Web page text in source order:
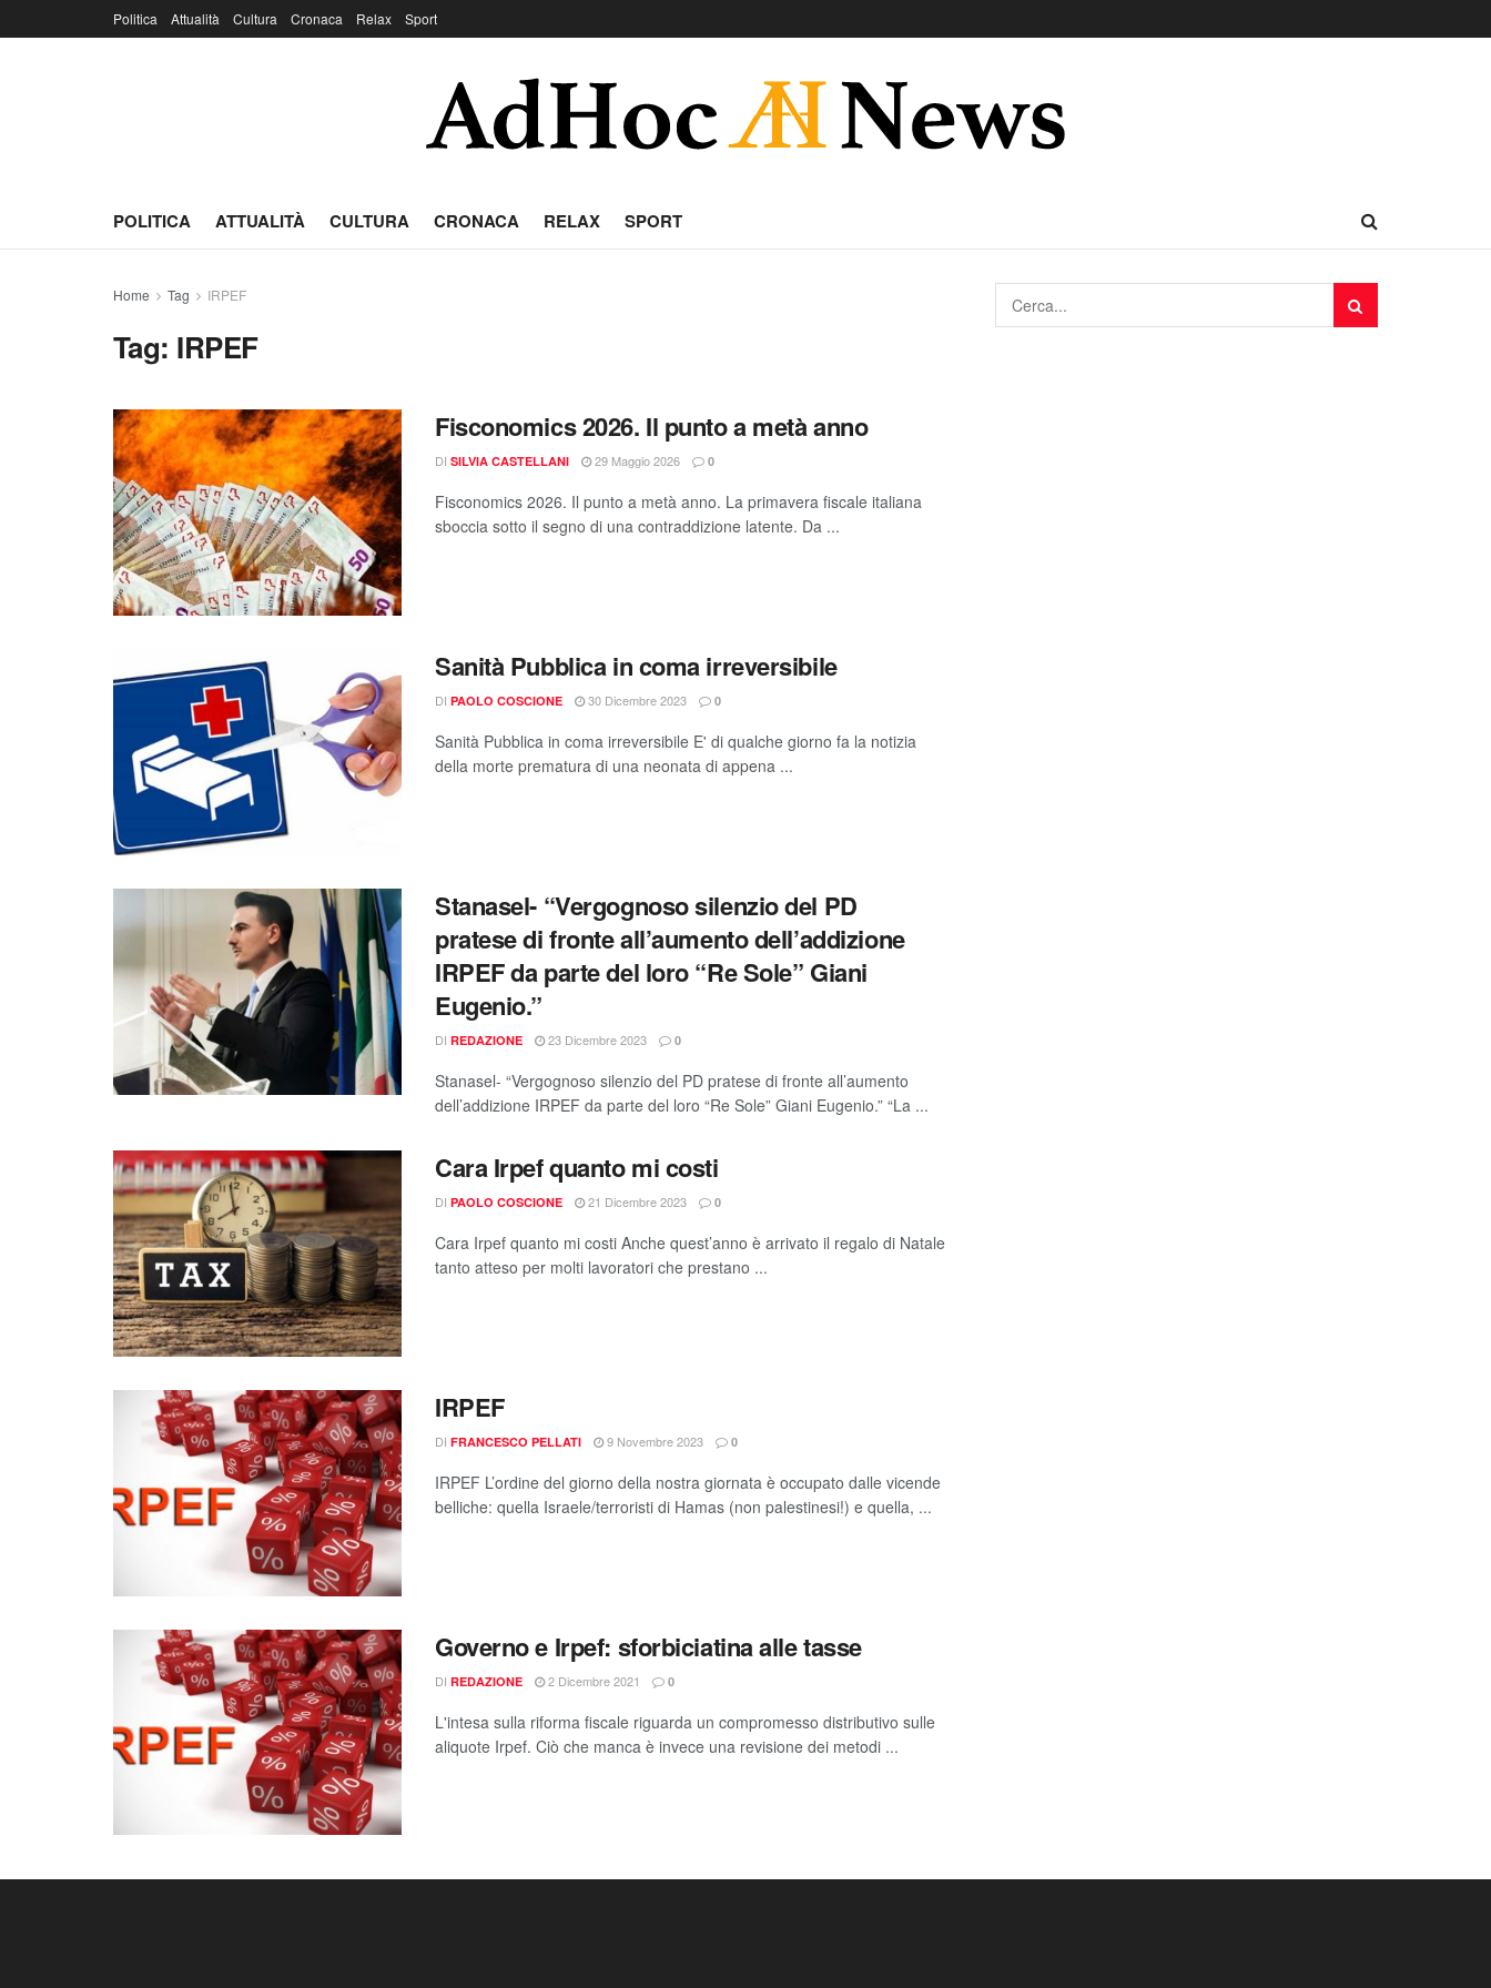
Politica Attualità Cultura Cronaca Relax Sport
POLITICA ATTUALITÀ CULTURA CRONACA RELAX SPORT
Home Tag IRPEF
Tag: IRPEF
Fisconomics 2026. Il punto a metà anno
DI SILVIA CASTELLANI 29 Maggio 2026 0
Fisconomics 2026. Il punto a metà anno. La primavera fiscale italiana
sboccia sotto il segno di una contraddizione latente. Da ...
Sanità Pubblica in coma irreversibile
DI PAOLO COSCIONE 30 Dicembre 2023 0
Sanità Pubblica in coma irreversibile E' di qualche giorno fa la notizia
della morte prematura di una neonata di appena ...
Stanasel- “Vergognoso silenzio del PD
pratese di fronte all’aumento dell’addizione
IRPEF da parte del loro “Re Sole” Giani
Eugenio.”
DI REDAZIONE 23 Dicembre 2023 0
Stanasel- “Vergognoso silenzio del PD pratese di fronte all’aumento
dell’addizione IRPEF da parte del loro “Re Sole” Giani Eugenio.” “La ...
Cara Irpef quanto mi costi
DI PAOLO COSCIONE 21 Dicembre 2023 0
Cara Irpef quanto mi costi Anche quest’anno è arrivato il regalo di Natale
tanto atteso per molti lavoratori che prestano ...
IRPEF
DI FRANCESCO PELLATI 9 Novembre 2023 0
IRPEF L’ordine del giorno della nostra giornata è occupato dalle vicende
belliche: quella Israele/terroristi di Hamas (non palestinesi!) e quella, ...
Governo e Irpef: sforbiciatina alle tasse
DI REDAZIONE 2 Dicembre 2021 0
L'intesa sulla riforma fiscale riguarda un compromesso distributivo sulle
aliquote Irpef. Ciò che manca è invece una revisione dei metodi ...